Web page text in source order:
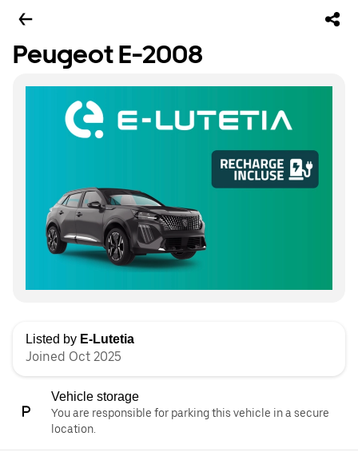
Peugeot E-2008
Listed by E-Lutetia
Joined Oct 2025
Vehicle storage
You are responsible for parking this vehicle in a secure
location.